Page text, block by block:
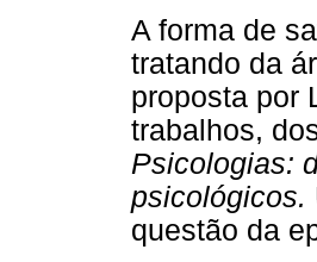
A forma de
tratando da
proposta por
trabalhos,
Psicologias:
psicológicos.
questão da